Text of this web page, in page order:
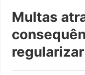
Multas